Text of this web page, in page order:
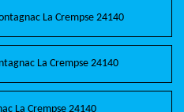
La Crempse 24140
La Crempse 24140
La Crempse 24140